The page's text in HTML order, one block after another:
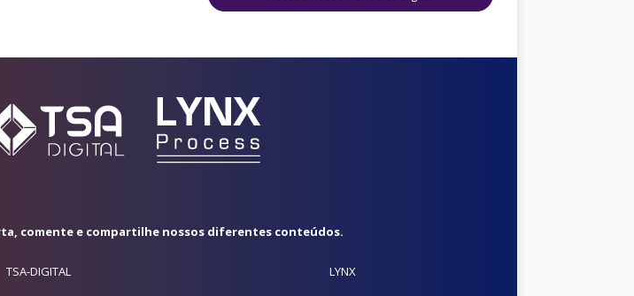
comente e compartilhe nossos diferentes conteúdos.
TSA-DIGITAL LYNX